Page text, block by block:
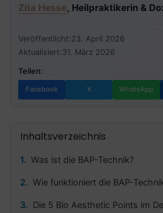
Zita Hesse, Heilpraktikerin &
Veröffentlicht: 23. April 2026
Aktualisiert: 31. März 2026
Teilen:
Facebook X WhatsApp
Inhaltsverzeichnis
Was ist die BAP-Technik?
Wie funktioniert die BAP-
Die 5 Bio Aesthetic Points im